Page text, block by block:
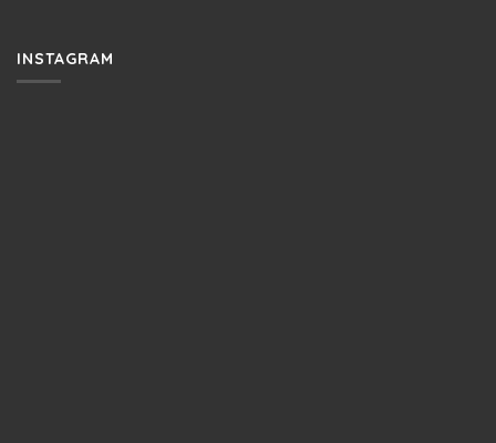
INSTAGRAM